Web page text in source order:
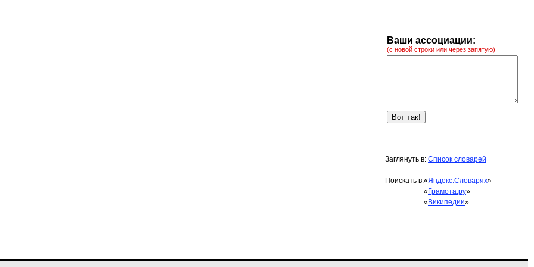
Ваши ассоциации:
(с новой строки или через запятую)
Заглянуть в: Список словарей
Поискать в:«Яндекс.Словарях»
« Грамота.ру»
« Википедии»